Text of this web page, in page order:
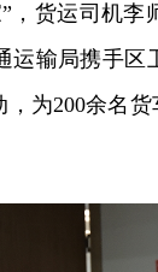
，货运司机
运输局携手
，为200余名